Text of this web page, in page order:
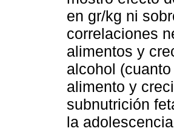
en gr/kg ni
correlaciones
alimentos y
alcohol
alimento y
subnutrición
la